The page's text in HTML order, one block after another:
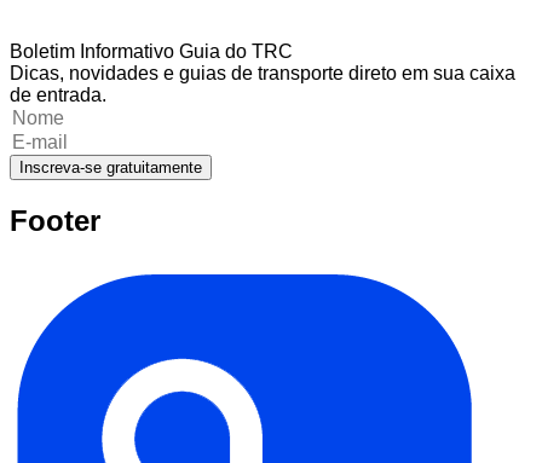
Boletim Informativo Guia do TRC
Dicas, novidades e guias de transporte direto em sua caixa
de entrada.
Inscreva-se gratuitamente
Footer